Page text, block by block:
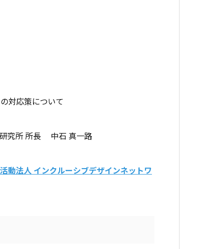
対応策について
研究所 所長 中石 真一路
動法人 インクルーシブデザインネットワ